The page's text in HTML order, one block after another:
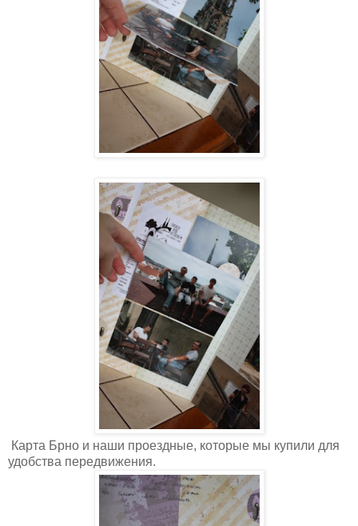
Карта Брно и наши проездные, которые мы купили для
удобства передвижения.